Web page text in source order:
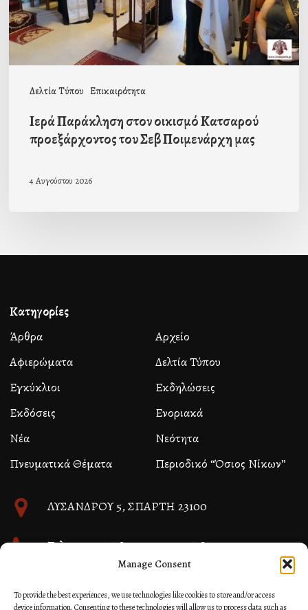
Manage Consent
To provide the best experiences, we use technologies like cookies to store and/or access
device information. Consenting to these technologies will allow us to process data such as
Δελτία Τύπου Επικαιρότητα
του
Σεβ
Ιερά Παράκληση στον οικισμό Κατσαρού
προεξάρχοντος του Σεβ Ποιμενάρχη μας
4 Αυγούστου 2026
Κατηγορίες
Άρθρα
Αρχείο
Αφιερώματα
Δελτία Τύπου
Εγκύκλιοι
Εκδηλώσεις
Εκδόσεις
Ενοριακά
Νέα
Νεότητα
Πνευματικά Θέματα
Περιοδικό “Όσιος Νίκων”
ΛΥΣΑΝΔΡΟΥ 5, ΣΠΑΡΤΗ 23100
Τηλ. 27310 26580 και 27310 26581